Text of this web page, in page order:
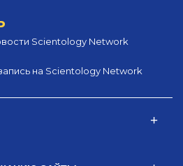
Scientology Network
на Scientology Network